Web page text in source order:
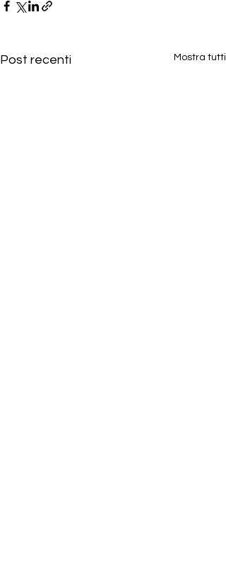
Post recenti Mostra tutti